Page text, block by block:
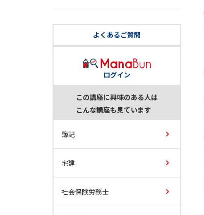
よくあるご質問
ログイン
この講座に興味のある人は
こんな講座も見ています
簿記
宅建
社会保険労務士